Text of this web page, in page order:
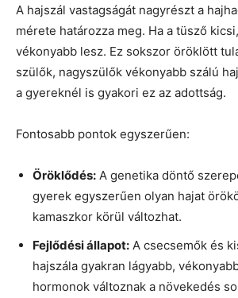
A hajszál vastagságát nagyrészt a
mérete határozza meg. Ha a tüsző
vékonyabb lesz. Ez sokszor öröklött
szülők, nagyszülők vékonyabb szálú
a gyereknél is gyakori ez az adottság.
Fontosabb pontok egyszerűen:
Öröklődés: A genetika döntő
gyerek egyszerűen olyan hajat
kamaszkor körül változhat.
Fejlődési állapot: A csecsemők és
hajszála gyakran lágyabb,
hormonok változnak a növekedés